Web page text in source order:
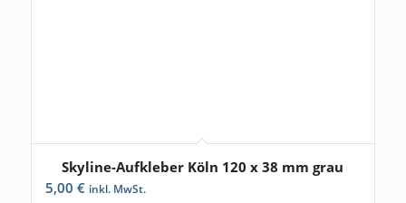
Skyline-Aufkleber Köln 120 x 38 mm grau
5,00 € inkl. MwSt.